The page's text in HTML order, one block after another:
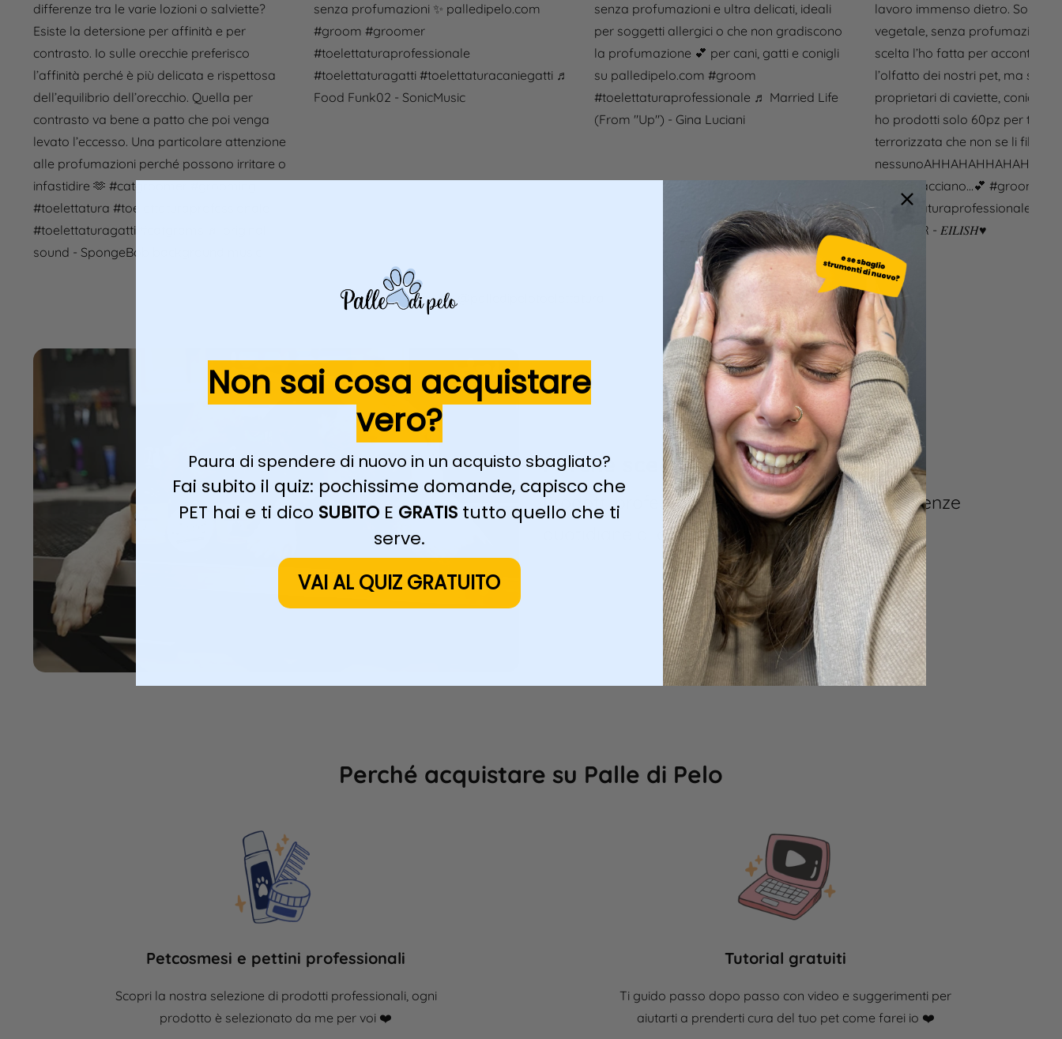
differenze tra le varie lozioni o salviette?
Esiste la detersione per affinità e per
contrasto. Io sulle orecchie preferisco
l’affinità perché è più delicata e rispettosa
dell’equilibrio dell’orecchio. Quella per
contrasto va bene a patto che poi venga
levato l’eccesso. Una particolare attenzione
alle profumazioni perché possono irritare o
infastidire 🫶 #catgroomer
#toelettatura #toelettaturaprofessionale
#toelettaturagatti
sound - SpongeBob background music
senza profumazioni ✨ palledipelo.com
#groom #groomer
#toelettaturaprofessionale
#toelettaturagatti #toelettaturacaniegatti ♬
Food Funk02 - SonicMusic
senza profumazioni e ultra delicati, ideali
per soggetti allergici o che non gradiscono
la profumazione 💕 per cani, gatti e conigli
su palledipelo.com #groom
#toelettaturaprofessionale ♬ Married Life
(From "Up") - Gina Luciani
lavoro immenso dietro. Sono
vegetale, senza profumazioni.
scelta l’ho fatta per
l’olfatto dei nostri pet, ma
proprietari di caviette, conigli,
ho prodotti solo 60pz per tipo
terrorizzata che non se li fila
nessunoAHHAHAHHAHAH).
che vi piacciano…💕 #groomer
#toelettaturaprofessionale
FEATHER - 𝐸𝐼𝐿𝐼𝑆𝐻♥︎
Perchè sceglierci
Prodotti professionali ideati da me per le esigenze
quotidiane di cane, gatto e coniglio!
Perché acquistare su Palle di Pelo
Petcosmesi e pettini professionali
Scopri la nostra selezione di prodotti professionali, ogni
prodotto è selezionato da me per voi ❤️​
Tutorial gratuiti
Ti guido passo dopo passo con video e suggerimenti per
aiutarti a prenderti cura del tuo pet come farei io ❤️​
Non sai cosa acquistare
vero?
Paura di spendere di nuovo in un acquisto sbagliato?
Fai subito il quiz: pochissime domande, capisco che
PET hai e ti dico SUBITOE GRATIStutto quello che ti
serve.
VAI AL QUIZ GRATUITO